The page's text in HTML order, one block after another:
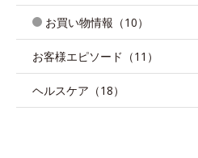
お買い物情報（10）
お客様エピソード（11）
ヘルスケア（18）